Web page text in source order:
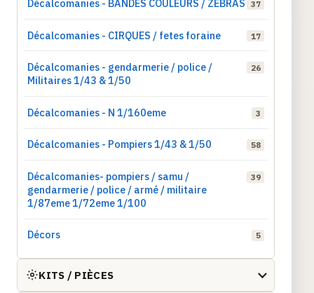
Décalcomanies - BANDES COULEURS / ZEBRAS 37
Décalcomanies - CIRQUES / fetes foraine 17
Décalcomanies - gendarmerie / police /
Militaires 1/43 & 1/50
26
Décalcomanies - N 1/160eme 3
Décalcomanies - Pompiers 1/43 & 1/50 58
Décalcomanies- pompiers / samu /
gendarmerie / police / armé / militaire
1/87eme 1/72eme 1/100
39
Décors 5
KITS / PIÈCES